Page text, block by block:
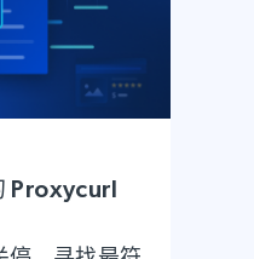
Proxycurl